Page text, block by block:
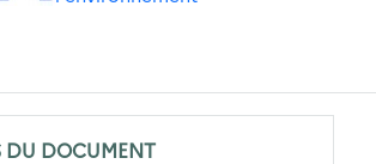
DU DOCUMENT